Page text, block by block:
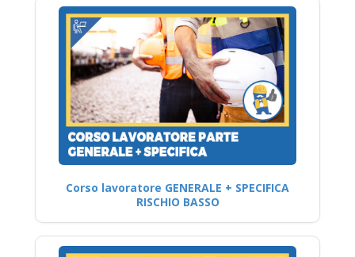
Corso lavoratore GENERALE + SPECIFICA
RISCHIO BASSO